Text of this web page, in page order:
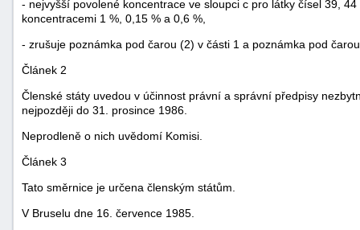
- nejvyšší povolené koncentrace ve sloupci c pro látky čísel 39,
koncentracemi 1 %, 0,15 % a 0,6 %,
- zrušuje poznámka pod čarou (2) v části 1 a poznámka pod
Článek 2
Členské státy uvedou v účinnost právní a správní předpisy
nejpozději do 31. prosince 1986.
Neprodleně o nich uvědomí Komisi.
Článek 3
Tato směrnice je určena členským státům.
V Bruselu dne 16. července 1985.